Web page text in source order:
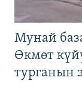
Мунай
Өкмөт
турганын